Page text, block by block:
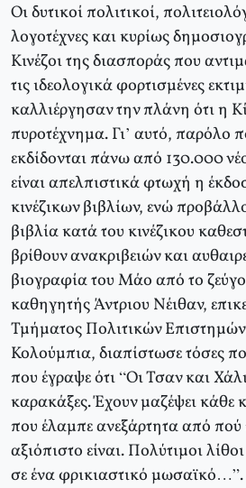
Οι δυτικοί πολιτικοί,
λογοτέχνες και κυρίως
Κινέζοι της διασποράς που
τις ιδεολογικά φορτισμένες
καλλιέργησαν την πλάνη ότι η
πυροτέχνημα. Γι’ αυτό, παρόλο
εκδίδονται πάνω από 130.000
είναι απελπιστικά φτωχή η
κινέζικων βιβλίων, ενώ
βιβλία κατά του κινέζικου
βρίθουν ανακριβειών και
βιογραφία του Μάο από το
καθηγητής Άντριου Νέιθαν,
Τμήματος Πολιτικών
Κολούμπια, διαπίστωσε τόσες
που έγραψε ότι “Οι Τσαν και
καρακάξες. Έχουν μαζέψει κάθε
που έλαμπε ανεξάρτητα από πού
αξιόπιστο είναι. Πολύτιμοι
σε ένα φρικιαστικό μωσαϊκό…”.